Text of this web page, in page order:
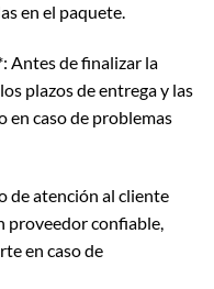
en el paquete.
Antes de finalizar la
plazos de entrega y las
en caso de problemas
de atención al cliente
proveedor confiable,
en caso de